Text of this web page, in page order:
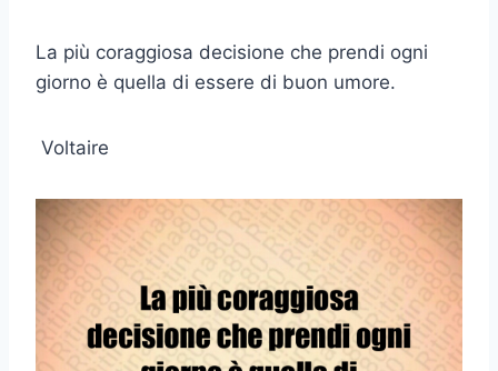
La più coraggiosa decisione che prendi ogni
giorno è quella di essere di buon umore.
Voltaire